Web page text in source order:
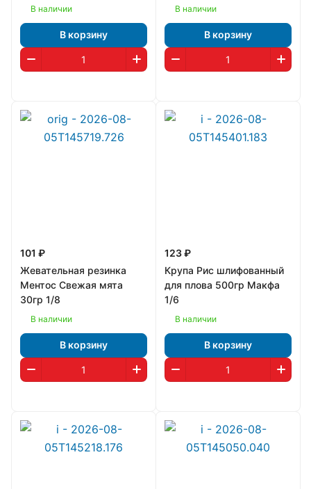
В наличии
В корзину
В наличии
В корзину
101 ₽
Жевательная резинка
Ментос Свежая мята
30гр 1/8
В наличии
В корзину
123 ₽
Крупа Рис шлифованный
для плова 500гр Макфа
1/6
В наличии
В корзину